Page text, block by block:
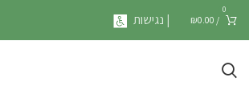
0
/
₪0.00 | נגישות